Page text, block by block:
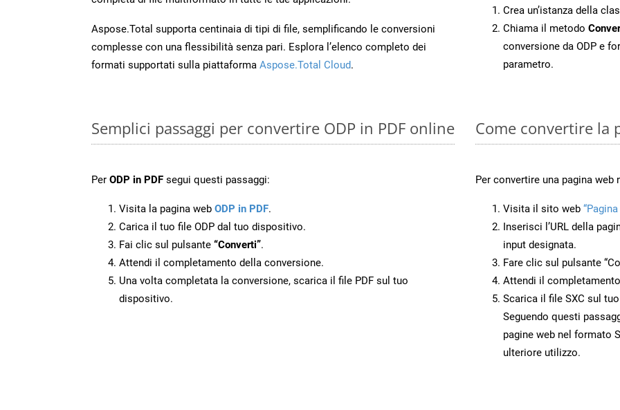
Aspose.Total supporta centinaia di tipi di file, semplificando le conversioni
complesse con una flessibilità senza pari. Esplora l’elenco completo dei
formati supportati sulla piattaforma Aspose.Total Cloud.
Crea un’istanza della
Chiama il metodo
conversione da ODP e
parametro.
Semplici passaggi per convertire ODP in PDF online
Per ODP in PDF segui questi passaggi:
Visita la pagina web ODP in PDF.
Carica il tuo file ODP dal tuo dispositivo.
Fai clic sul pulsante “Converti”.
Attendi il completamento della conversione.
Una volta completata la conversione, scarica il file PDF sul tuo
dispositivo.
Come convertire la
Per convertire una pagina
Visita il sito web
Inserisci l’URL della
input designata.
Fare clic sul pulsante
Attendi il
Scarica il file SXC sul
Seguendo questi
pagine web nel formato
ulteriore utilizzo.